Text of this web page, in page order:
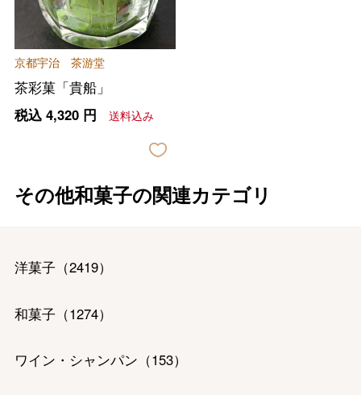
京都宇治 茶游堂
茶彩菓「貴船」
税込 4,320円 送料込み
その他和菓子の関連カテゴリ
洋菓子 （2419）
和菓子 （1274）
ワイン・シャンパン （153）